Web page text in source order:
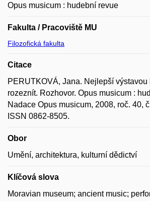
Opus musicum : hudební revue
Fakulta / Pracoviště MU
Filozofická fakulta
Citace
PERUTKOVÁ, Jana. Nejlepší výstavou
rozeznít. Rozhovor. Opus musicum :
Nadace Opus musicum, 2008, roč. 40,
ISSN 0862-8505.
Obor
Umění, architektura, kulturní dědictví
Klíčová slova
Moravian museum; ancient music;